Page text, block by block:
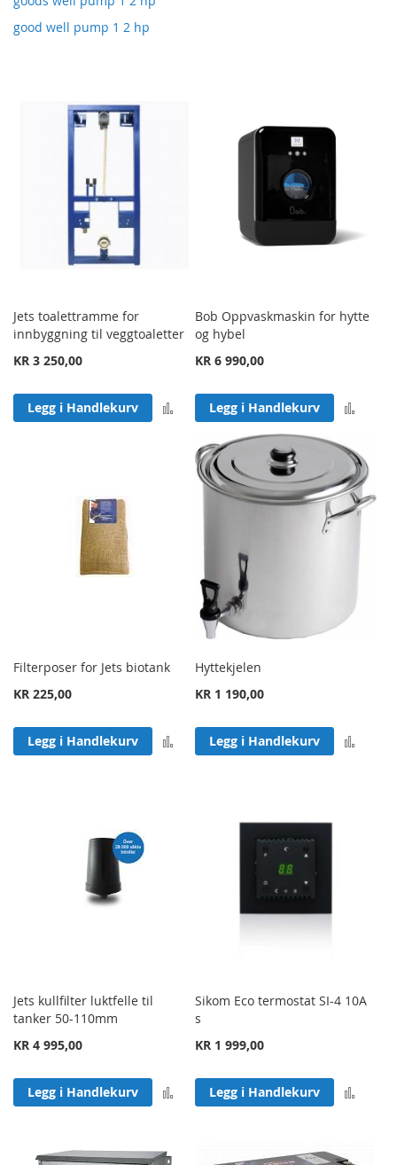
good well pump 1 2 hp
Jets toalettramme for
innbyggning til veggtoaletter
KR 3 250,00
Legg i Handlekurv Legg til sammenligning
Bob Oppvaskmaskin for hytte
og hybel
KR 6 990,00
Legg i Handlekurv
Filterposer for Jets biotank
KR 225,00
Legg i Handlekurv Legg til sammenligning
Hyttekjelen
KR 1 190,00
Legg i Handlekurv
Jets kullfilter luktfelle til
tanker 50-110mm
KR 4 995,00
Legg i Handlekurv Legg til sammenligning
Sikom Eco termostat SI-4 10A
s
KR 1 999,00
Legg i Handlekurv